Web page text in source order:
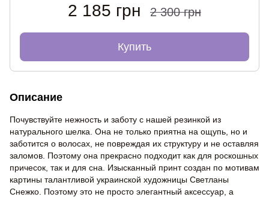
2 185 грн 2 300 грн
Купить
Описание
Почувствуйте нежность и заботу с нашей резинкой из
натурального шелка. Она не только приятна на ощупь, но и
заботится о волосах, не повреждая их структуру и не оставляя
заломов. Поэтому она прекрасно подходит как для роскошных
причесок, так и для сна. Изысканный принт создан по мотивам
картины талантливой украинской художницы Светланы
Снежко. Поэтому это не просто элегантный аксессуар, а